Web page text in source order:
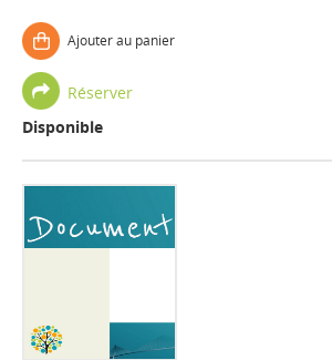
Ajouter au panier
Réserver
Disponible